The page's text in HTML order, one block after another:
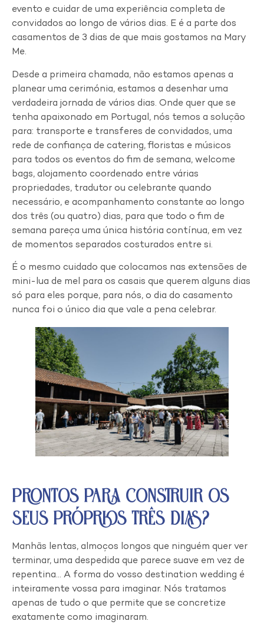
evento e cuidar de uma experiência completa de
convidados ao longo de vários dias. E é a parte dos
casamentos de 3 dias de que mais gostamos na Mary
Me.
Desde a primeira chamada, não estamos apenas a
planear uma cerimónia, estamos a desenhar uma
verdadeira jornada de vários dias. Onde quer que se
tenha apaixonado em Portugal, nós temos a solução
para: transporte e transferes de convidados, uma
rede de confiança de catering, floristas e músicos
para todos os eventos do fim de semana, welcome
bags, alojamento coordenado entre várias
propriedades, tradutor ou celebrante quando
necessário, e acompanhamento constante ao longo
dos três (ou quatro) dias, para que todo o fim de
semana pareça uma única história contínua, em vez
de momentos separados costurados entre si.
É o mesmo cuidado que colocamos nas extensões de
mini-lua de mel para os casais que querem alguns dias
só para eles porque, para nós, o dia do casamento
nunca foi o único dia que vale a pena celebrar.
Prontos Para Construir os
Seus Próprios Três Dias?
Manhãs lentas, almoços longos que ninguém quer ver
terminar, uma despedida que parece suave em vez de
repentina… A forma do vosso destination wedding é
inteiramente vossa para imaginar. Nós tratamos
apenas de tudo o que permite que se concretize
exatamente como imaginaram.